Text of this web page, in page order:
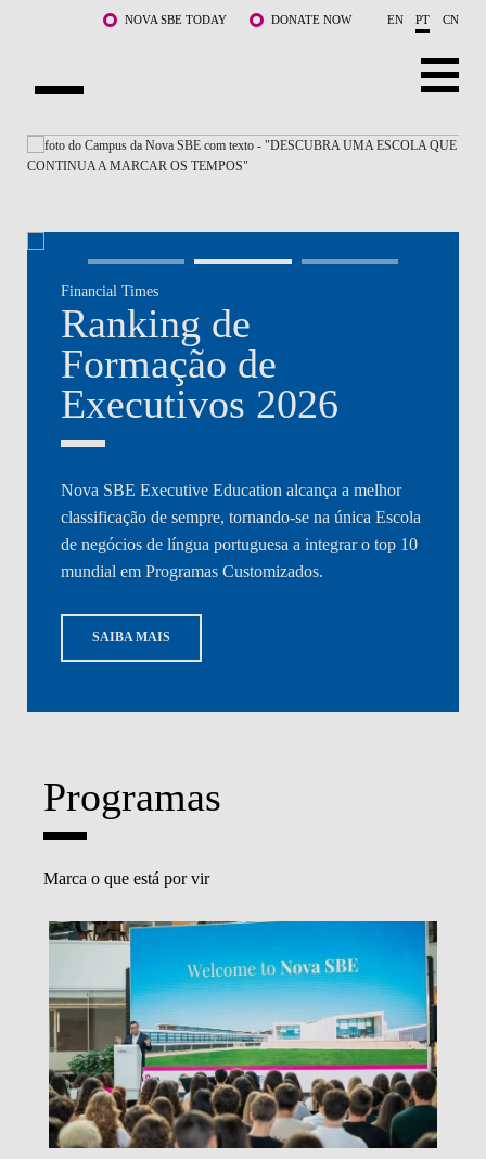
Saltar para o conteúdo principalNOVA SBE TODAY DONATE NOW EN PT CN
SOBRE NÓS
DOCENTES E INVESTIGAÇÃO
COMUNIDADE
LIFE AT NOVA SBE
WHAT'S HAPPENING
Financial Times
Ranking de
Formação de
Executivos 2026
Nova SBE Executive Education alcança a melhor
classificação de sempre, tornando-se na única Escola
de negócios de língua portuguesa a integrar o top 10
mundial em Programas Customizados.
SAIBA MAIS
Programas
Marca o que está por vir